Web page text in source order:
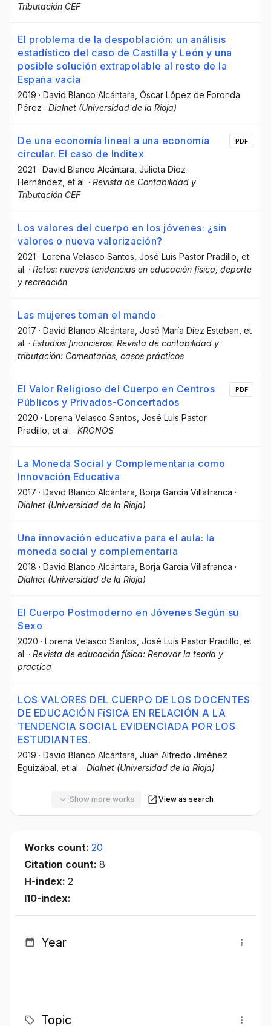
Tributación CEF
El problema de la despoblación: un análisis
estadístico del caso de Castilla y León y una
posible solución extrapolable al resto de la
España vacía
2019 · David Blanco Alcántara , Óscar López de Foronda
Pérez · Dialnet (Universidad de la Rioja)
De una economía lineal a una economía
circular. El caso de Inditex
2021 · David Blanco Alcántara , Julieta Diez
Hernández , et al. · Revista de Contabilidad y
Tributación CEF
PDF
Los valores del cuerpo en los jóvenes: ¿sin
valores o nueva valorización?
2021 · Lorena Velasco Santos , José Luís Pastor Pradillo , et
al. · Retos: nuevas tendencias en educación física, deporte
y recreación
Las mujeres toman el mando
2017 · David Blanco Alcántara , José María Díez Esteban , et
al. · Estudios financieros. Revista de contabilidad y
tributación: Comentarios, casos prácticos
El Valor Religioso del Cuerpo en Centros
Públicos y Privados-Concertados
2020 · Lorena Velasco Santos , José Luis Pastor
Pradillo , et al. · KRONOS
PDF
La Moneda Social y Complementaria como
Innovación Educativa
2017 · David Blanco Alcántara , Borja García Villafranca ·
Dialnet (Universidad de la Rioja)
Una innovación educativa para el aula: la
moneda social y complementaria
2018 · David Blanco Alcántara , Borja García Villafranca ·
Dialnet (Universidad de la Rioja)
El Cuerpo Postmoderno en Jóvenes Según su
Sexo
2020 · Lorena Velasco Santos , José Luís Pastor Pradillo , et
al. · Revista de educación física: Renovar la teoría y
practica
LOS VALORES DEL CUERPO DE LOS DOCENTES
DE EDUCACIÓN FíSICA EN RELACIÓN A LA
TENDENCIA SOCIAL EVIDENCIADA POR LOS
ESTUDIANTES.
2019 · David Blanco Alcántara , Juan Alfredo Jiménez
Eguizábal , et al. · Dialnet (Universidad de la Rioja)
Show more works View as search
Works count: 20
Citation count: 8
H-index: 2
I10-index:
Year
Topic